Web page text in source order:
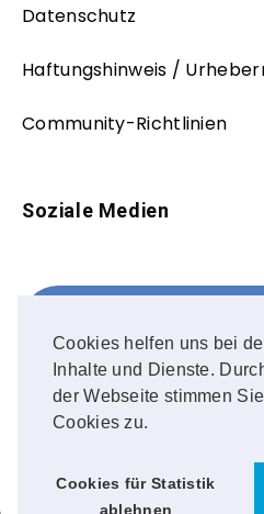
Cookies helfen uns bei
Inhalte und Dienste.
der Webseite stimmen
Cookies zu.
Cookies für Statistik
ablehnen
Datenschutz
Haftungshinweis /
Community-Richtlinien
Soziale Medien
FOLLOW ME!
Instagram
OUR PHOTOS!